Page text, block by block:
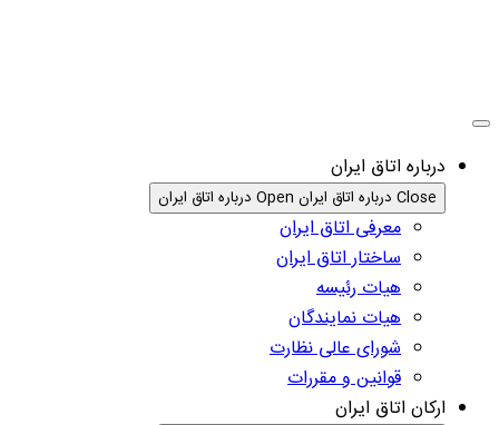
درباره اتاق ایران
Close درباره اتاق ایران Open درباره اتاق ایران
معرفی اتاق ایران
ساختار اتاق ایران
هیات رئیسه
هیات نمایندگان
شورای عالی نظارت
قوانین و مقررات
ارکان اتاق ایران